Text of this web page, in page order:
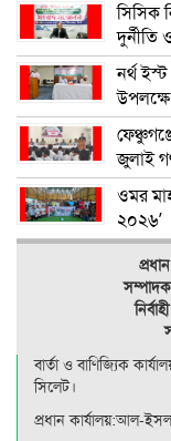
সিসিক
নর্থ
জুলাই
ওমর
২০২৬’
বার্তা ও বাণিজ্যিক
সিলেট।
প্রধান কার্যালয়:আল-